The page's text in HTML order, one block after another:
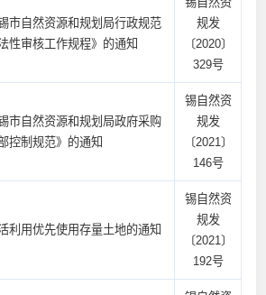
市自然资源和规划局行政规范
性审核工作规程》的通知
规发
〔2020〕
329号
市自然资源和规划局政府采购
控制规范》的通知
锡自然资
规发
〔2021〕
146号
利用优先使用存量土地的通知
锡自然资
规发
〔2021〕
192号